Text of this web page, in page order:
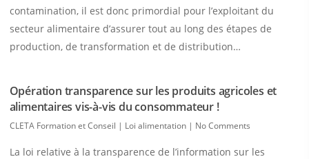
contamination, il est donc primordial pour l’exploitant du
secteur alimentaire d’assurer tout au long des étapes de
production, de transformation et de distribution…
Opération transparence sur les produits agricoles et
alimentaires vis-à-vis du consommateur !
CLETA Formation et Conseil | Loi alimentation | No Comments
La loi relative à la transparence de l’information sur les